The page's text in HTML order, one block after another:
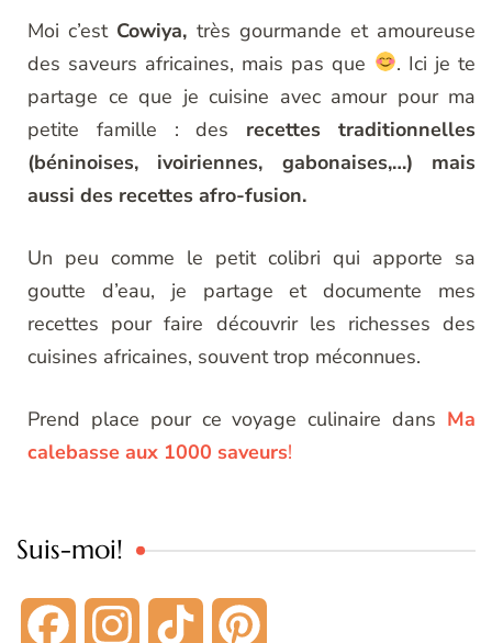
Moi c’est Cowiya, très gourmande et amoureuse
des saveurs africaines, mais pas que
. Ici je te
partage ce que je cuisine avec amour pour ma
petite famille : des recettes traditionnelles
(béninoises, ivoiriennes, gabonaises,…) mais
aussi des recettes afro-fusion.
Un peu comme le petit colibri qui apporte sa
goutte d’eau, je partage et documente mes
recettes pour faire découvrir les richesses des
cuisines africaines, souvent trop méconnues.
Prend place pour ce voyage culinaire dans Ma
calebasse aux 1000 saveurs!
Suis-moi!
Facebook Instagram TikTok